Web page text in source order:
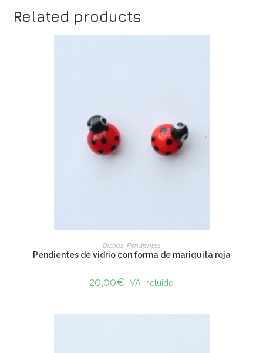
Related products
SELECT OPTIONS
Bichos, Pendientes
Pendientes de vidrio con forma de mariquita roja
20,00€ IVA incluido